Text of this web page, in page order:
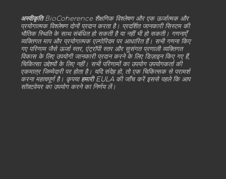
अस्वीकृतिBioCoherence शैक्षणिक विश्लेषण और एक ऊर्जात्मक और
प्रयोगात्मक विश्लेषण दोनों प्रदान करता है। प्रदर्शित जानकारी सिस्टम की
भौतिक स्थिति के साथ संबंधित हो सकती है या नहीं भी हो सकती। गणनाएँ
व्यक्तिगत माप और प्रयोगात्मक एल्गोरिदम पर आधारित हैं। सभी गणना किए
गए परिणाम जैसे ऊर्जा स्तर, एंट्रॉपी स्तर और सुसंगत प्रणाली व्यक्तिगत
विकास के लिए उपयोगी जानकारी प्रदान करने के लिए डिज़ाइन किए गए हैं,
चिकित्सा उद्देश्यों के लिए नहीं। सभी परिणामों का उपयोग उपयोगकर्ता की
एकमात्र जिम्मेदारी पर होता है। यदि संदेह हो, तो एक चिकित्सक से परामर्श
करना महत्वपूर्ण है। कृपया हमारी EULA की जाँच करें इससे पहले कि आप
सॉफ़्टवेयर का उपयोग करने का निर्णय लें।